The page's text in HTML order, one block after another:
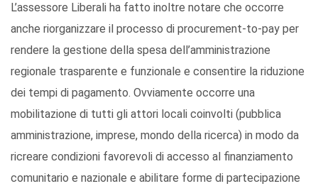
L’assessore Liberali ha fatto inoltre notare che occorre
anche riorganizzare il processo di procurement-to-pay per
rendere la gestione della spesa dell’amministrazione
regionale trasparente e funzionale e consentire la riduzione
dei tempi di pagamento. Ovviamente occorre una
mobilitazione di tutti gli attori locali coinvolti (pubblica
amministrazione, imprese, mondo della ricerca) in modo da
ricreare condizioni favorevoli di accesso al finanziamento
comunitario e nazionale e abilitare forme di partecipazione